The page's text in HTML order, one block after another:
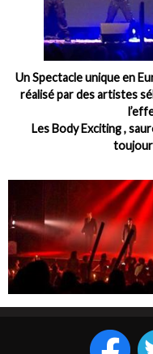
Un Spectacle unique en
réalisé par des artistes
Les Body Exciting ,